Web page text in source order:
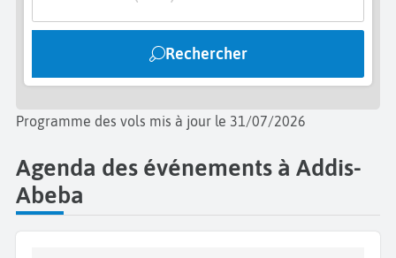
cérémonie du café. Terminez par la visite de la
Cathédrale Saint-Georgesavec son architecture
œuvres d'artistes éthiopiens dont celles du réputé
Afewerk Tekle. Rendez-vous ensuite à la
Cathédrale
de la Sainte-Trinité
européenne et ses vitraux, elle accueille des
cérémonies religieuses et expose de nombreuses
Rechercher
Programme des vols mis à jour le 31/07/2026
Agenda des événements à Addis-
Abeba